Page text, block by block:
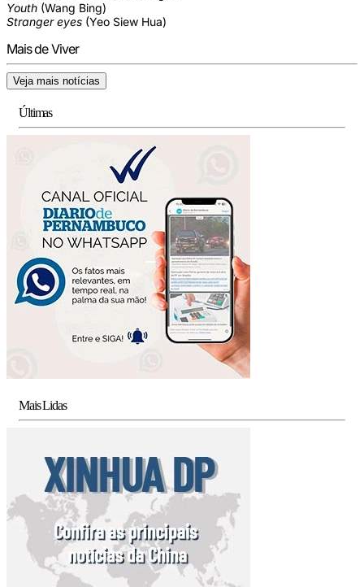
Youth (Wang Bing)
Stranger eyes (Yeo Siew Hua)
Mais de Viver
Veja mais notícias
Últimas
Mais Lidas